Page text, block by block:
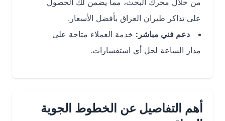
من خلال محرك البحث، مما يضمن لك الحصول
على تذاكر طيران العراق بأفضل الأسعار.
دعم فني مباشر:خدمة العملاء متاحة على
مدار الساعة لحل أي استفسارات.
أهم التفاصيل عن الخطوط الجوية